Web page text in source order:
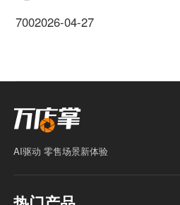
7002026-04-27
AI驱动 零售场景新体验